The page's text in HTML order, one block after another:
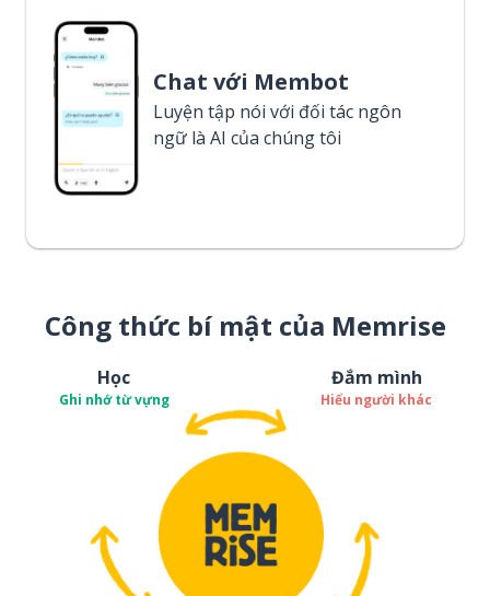
Chat với Membot
Luyện tập nói với đối tác ngôn
ngữ là AI của chúng tôi
Công thức bí mật của Memrise
Học
Ghi nhớ từ vựng
Đắm mình
Hiểu người khác